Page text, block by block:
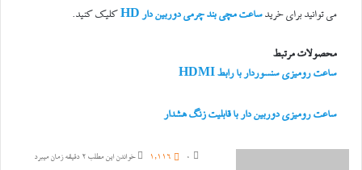
می توانید برای خریدساعت مچی بند چرمی دوربین دار HD کلیک کنید.
محصولات مرتبط
ساعت رومیزی سنسور‌دار با رابط HDMI
ساعت رومیزی دوربین دار با قابلیت زنگ هشدار
0
1,116 خواندن این مطلب 2 دقیقه زمان میبرد